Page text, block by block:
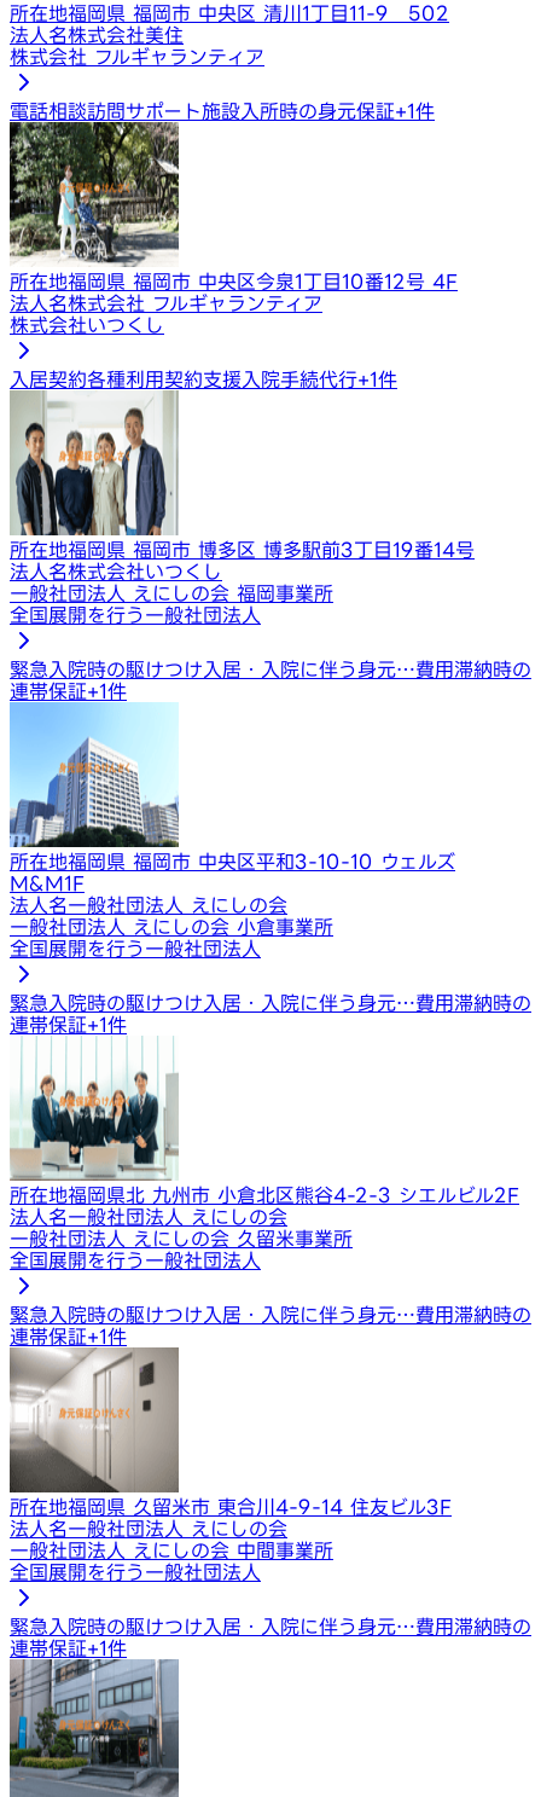
所在地福岡県 福岡市 中央区 清川1丁目11-9 502
法人名株式会社美住
株式会社 フルギャランティア
電話相談訪問サポート施設入所時の身元保証+1件
所在地福岡県 福岡市 中央区今泉1丁目10番12号 4F
法人名株式会社 フルギャランティア
株式会社いつくし
入居契約​​​各種利用契約支援入院手続代行+1件
所在地福岡県 福岡市 博多区 博多駅前3丁目19番14号
法人名株式会社いつくし
一般社団法人 えにしの会 福岡事業所
全国展開を行う一般社団法人
緊急入院時の駆けつけ 入居・入院に伴う身元…費用滞納時の
連帯保証+1件
所在地福岡県 福岡市 中央区平和3-10-10 ウェルズ
M&M1F
法人名一般社団法人 えにしの会
一般社団法人 えにしの会 小倉事業所
全国展開を行う一般社団法人
緊急入院時の駆けつけ 入居・入院に伴う身元…費用滞納時の
連帯保証+1件
所在地福岡県北 九州市 小倉北区熊谷4-2-3 シエルビル2F
法人名一般社団法人 えにしの会
一般社団法人 えにしの会 久留米事業所
全国展開を行う一般社団法人
緊急入院時の駆けつけ 入居・入院に伴う身元…費用滞納時の
連帯保証+1件
所在地福岡県 久留米市 東合川4-9-14 住友ビル3F
法人名一般社団法人 えにしの会
一般社団法人 えにしの会 中間事業所
全国展開を行う一般社団法人
緊急入院時の駆けつけ 入居・入院に伴う身元…費用滞納時の
連帯保証+1件